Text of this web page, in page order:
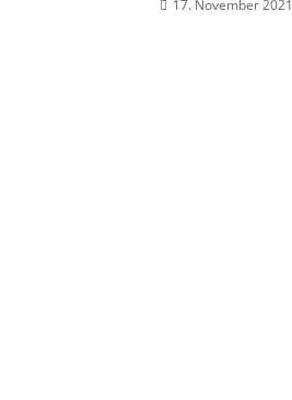
17. November 2021